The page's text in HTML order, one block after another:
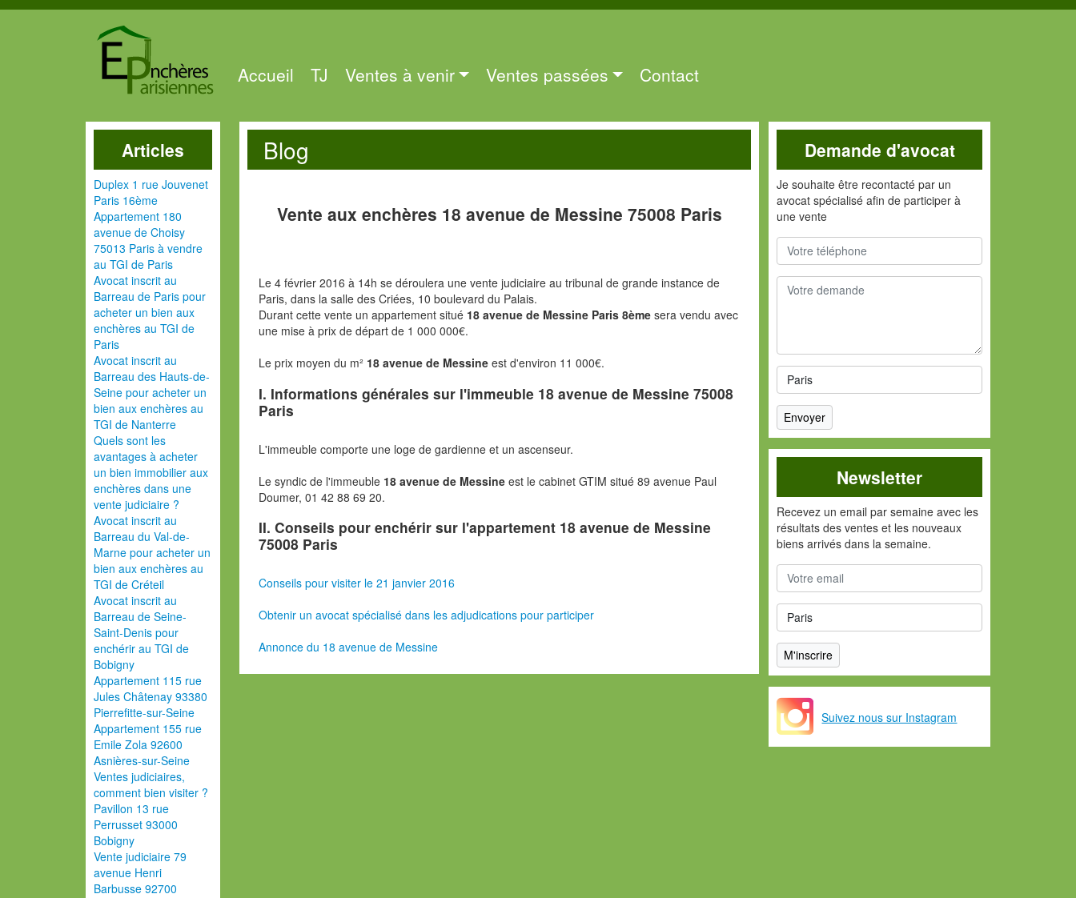
Accueil TJ Ventes à venir Ventes passées Contact
Articles
Duplex 1 rue Jouvenet
Paris 16ème
Appartement 180
avenue de Choisy
75013 Paris à vendre
au TGI de Paris
Avocat inscrit au
Barreau de Paris pour
acheter un bien aux
enchères au TGI de
Paris
Avocat inscrit au
Barreau des Hauts-de-
Seine pour acheter un
bien aux enchères au
TGI de Nanterre
Quels sont les
avantages à acheter
un bien immobilier aux
enchères dans une
vente judiciaire ?
Avocat inscrit au
Barreau du Val-de-
Marne pour acheter un
bien aux enchères au
TGI de Créteil
Avocat inscrit au
Barreau de Seine-
Saint-Denis pour
enchérir au TGI de
Bobigny
Appartement 115 rue
Jules Châtenay 93380
Pierrefitte-sur-Seine
Appartement 155 rue
Emile Zola 92600
Asnières-sur-Seine
Ventes judiciaires,
comment bien visiter ?
Pavillon 13 rue
Perrusset 93000
Bobigny
Vente judiciaire 79
avenue Henri
Barbusse 92700
Blog
Vente aux enchères 18 avenue de Messine 75008 Paris
Le 4 février 2016 à 14h se déroulera une vente judiciaire au tribunal de grande instance de
Paris, dans la salle des Criées, 10 boulevard du Palais.
Durant cette vente un appartement situé 18 avenue de Messine Paris 8ème sera vendu avec
une mise à prix de départ de 1 000 000€.
Le prix moyen du m² 18 avenue de Messine est d'environ 11 000€.
I. Informations générales sur l'immeuble 18 avenue de Messine 75008
Paris
L'immeuble comporte une loge de gardienne et un ascenseur.
Le syndic de l'immeuble 18 avenue de Messine est le cabinet GTIM situé 89 avenue Paul
Doumer, 01 42 88 69 20.
II. Conseils pour enchérir sur l'appartement 18 avenue de Messine
75008 Paris
Conseils pour visiter le 21 janvier 2016
Obtenir un avocat spécialisé dans les adjudications pour participer
Annonce du 18 avenue de Messine
Demande d'avocat
Je souhaite être recontacté par un
avocat spécialisé afin de participer à
une vente
Newsletter
Recevez un email par semaine avec les
résultats des ventes et les nouveaux
biens arrivés dans la semaine.
Suivez nous sur Instagram